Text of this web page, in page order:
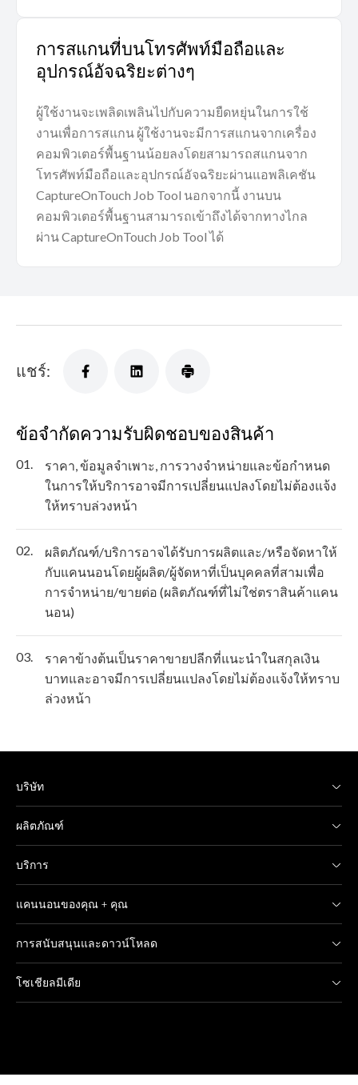
การสแกนที่บนโทรศัพท์มือถือและ
อุปกรณ์อัจฉริยะต่างๆ
ผู้ใช้งานจะเพลิดเพลินไปกับความยืดหยุ่นในการใช้
งานเพื่อการสแกน ผู้ใช้งานจะมีการสแกนจากเครื่อง
คอมพิวเตอร์พื้นฐานน้อยลงโดยสามารถสแกนจาก
โทรศัพท์มือถือและอุปกรณ์อัจฉริยะผ่านแอพลิเคชัน
CaptureOnTouch Job Tool นอกจากนี้ งานบน
คอมพิวเตอร์พื้นฐานสามารถเข้าถึงได้จากทางไกล
ผ่าน CaptureOnTouch Job Tool ได้
แชร์:
ข้อจำกัดความรับผิดชอบของสินค้า
01.
ราคา, ข้อมูลจำเพาะ, การวางจำหน่ายและข้อกำหนด
ในการให้บริการอาจมีการเปลี่ยนแปลงโดยไม่ต้องแจ้ง
ให้ทราบล่วงหน้า
02.
ผลิตภัณฑ์/บริการอาจได้รับการผลิตและ/หรือจัดหาให้
กับแคนนอนโดยผู้ผลิต/ผู้จัดหาที่เป็นบุคคลที่สามเพื่อ
การจำหน่าย/ขายต่อ (ผลิตภัณฑ์ที่ไม่ใช่ตราสินค้าแคน
นอน)
03.
ราคาข้างต้นเป็นราคาขายปลีกที่แนะนำในสกุลเงิน
บาทและอาจมีการเปลี่ยนแปลงโดยไม่ต้องแจ้งให้ทราบ
ล่วงหน้า
บริษัท
ผลิตภัณฑ์
บริการ
แคนนอนของคุณ + คุณ
การสนับสนุนและดาวน์โหลด
โซเชียลมีเดีย